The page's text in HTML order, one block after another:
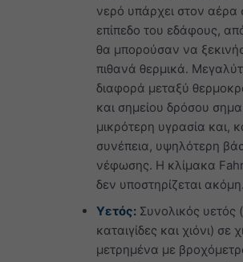
νερό υπάρχει στον αέρα
επίπεδο του εδάφους,
θα μπορούσαν να
πιθανά θερμικά.
διαφορά μεταξύ
και σημείου δρόσου
μικρότερη υγρασία και,
συνέπεια, υψηλότερη
νέφωσης. Η κλίμακα
δεν υποστηρίζεται
Υετός: Συνολικός υετός
καταιγίδες και χιόνι) σε
μετρημένα με